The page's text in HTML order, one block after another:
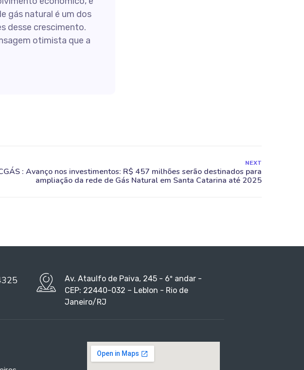
gás natural é um dos
desse crescimento.
otimista que a
NEXT
Av. Ataulfo de Paiva, 245 - 6º andar -
CEP: 22440-032 – Leblon - Rio de
Janeiro/RJ